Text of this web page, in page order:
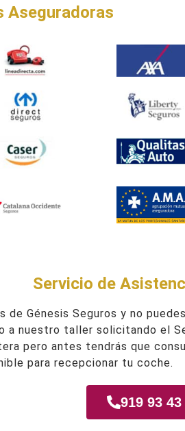
Aseguradoras
Servicio de
de Génesis Seguros y no
a nuestro taller solicitando el
pero antes tendrás que
para recepcionar tu coche.
919 93 43